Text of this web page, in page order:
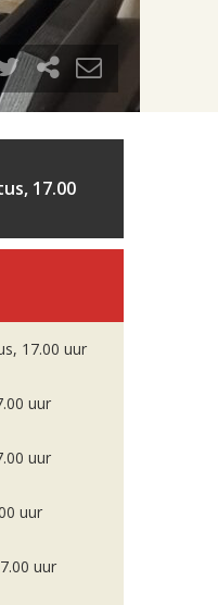
17.00
17.00 uur
uur
uur
uur
uur